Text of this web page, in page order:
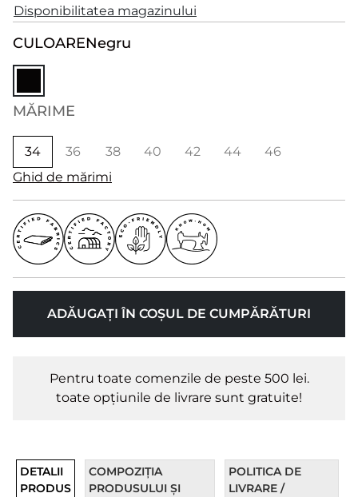
Disponibilitatea magazinului
CULOARENegru
MĂRIME
34 36 38 40 42 44
46
Ghid de mărimi
ADĂUGAȚI ÎN COȘUL DE CUMPĂRĂTURI
Pentru toate comenzile de peste 500 lei.
toate opțiunile de livrare sunt gratuite!
DETALII
PRODUS
COMPOZIȚIA
PRODUSULUI ȘI
POLITICA DE
LIVRARE /